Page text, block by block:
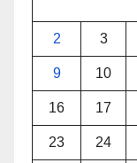
2 3
9 10
16 17
23 24